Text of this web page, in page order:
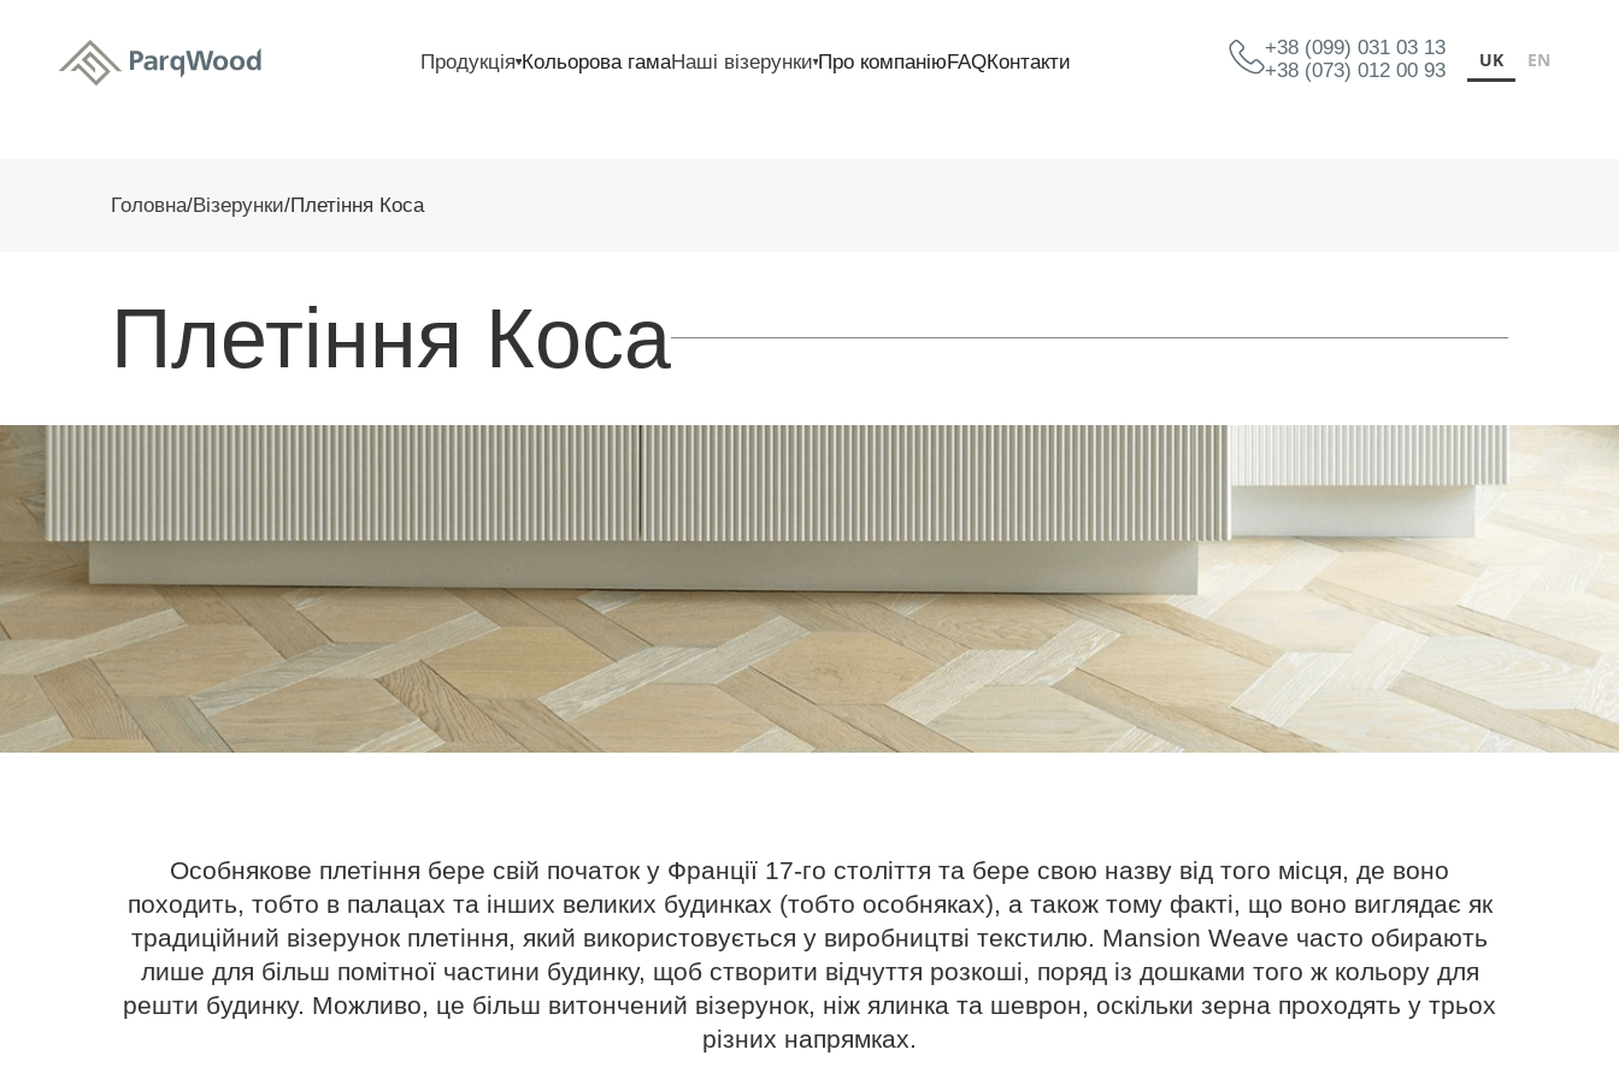
Продукція Кольорова гамаНаші візерунки Про компанію FAQКонтакти
+38 (099) 031 03 13
+38 (073) 012 00 93
UK EN
Головна/Візерунки/Плетіння Коса
Плетіння Коса
Особнякове плетіння бере свій початок у Франції 17-го століття та бере свою назву від того місця, де воно
походить, тобто в палацах та інших великих будинках (тобто особняках), а також тому факті, що воно виглядає як
традиційний візерунок плетіння, який використовується у виробництві текстилю. Mansion Weave часто обирають
лише для більш помітної частини будинку, щоб створити відчуття розкоші, поряд із дошками того ж кольору для
решти будинку. Можливо, це більш витончений візерунок, ніж ялинка та шеврон, оскільки зерна проходять у трьох
різних напрямках.